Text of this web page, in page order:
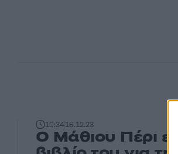
10:3416.12.23
O Μάθιου Πέρι